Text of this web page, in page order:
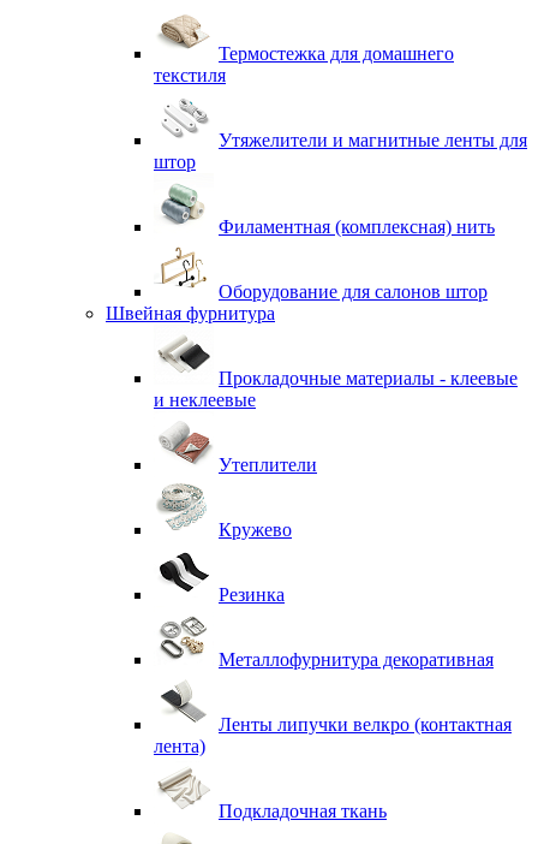
Термостежка для домашнего
текстиля
Утяжелители и магнитные ленты для
штор
Филаментная (комплексная) нить
Оборудование для салонов штор
Швейная фурнитура
Прокладочные материалы - клеевые
и неклеевые
Утеплители
Кружево
Резинка
Металлофурнитура декоративная
Ленты липучки велкро (контактная
лента)
Подкладочная ткань